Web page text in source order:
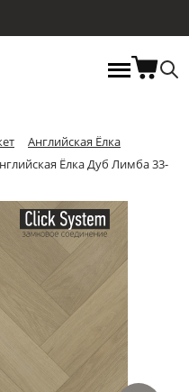
Английская Ёлка
Ёлка Дуб Лимба 33-